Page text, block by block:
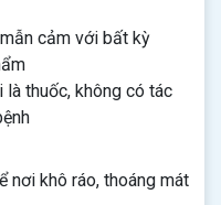
cảm với bất kỳ
là thuốc, không có tác
nơi khô ráo, thoáng mát